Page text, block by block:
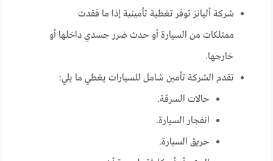
شركة أليانز توفر تغطية تأمينية إذا ما فقدت
ممتلكات من السيارة أو حدث ضرر جسدي داخلها أو
خارجها.
تقدم الشركة تأمين شامل للسيارات يغطي ما يلي:
حالات السرقة.
انفجار السيارة.
حريق السيارة.